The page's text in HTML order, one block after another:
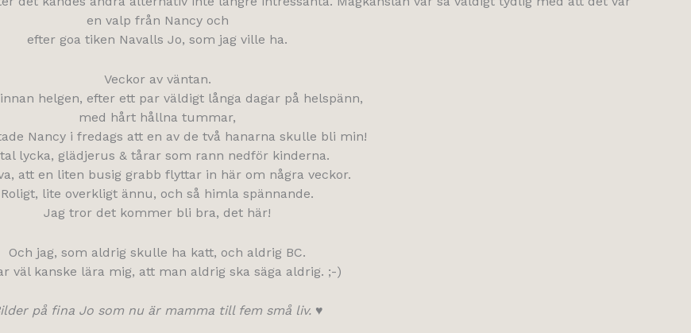
en valp från Nancy och
efter goa tiken Navalls Jo, som jag ville ha.
Veckor av väntan.
helgen, efter ett par väldigt långa dagar på helspänn,
med hårt hållna tummar,
Nancy i fredags att en av de två hanarna skulle bli min!
lycka, glädjerus & tårar som rann nedför kinderna.
att en liten busig grabb flyttar in här om några veckor.
Roligt, lite overkligt ännu, och så himla spännande.
Jag tror det kommer bli bra, det här!
Och jag, som aldrig skulle ha katt, och aldrig BC.
väl kanske lära mig, att man aldrig ska säga aldrig. ;-)
på fina Jo som nu är mamma till fem små liv. ♥